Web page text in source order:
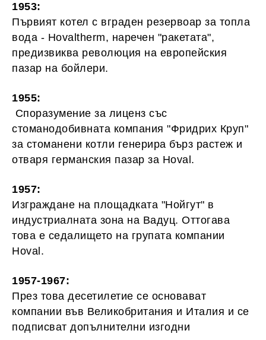
1953:
Първият котел с вграден резервоар за топла
вода - Hovaltherm, наречен "ракетата",
предизвиква революция на европейския
пазар на бойлери.
1955:
Споразумение за лиценз със
стоманодобивната компания "Фридрих Круп"
за стоманени котли генерира бърз растеж и
отваря германския пазар за Hoval.
1957:
Изграждане на площадката "Нойгут" в
индустриалната зона на Вадуц. Оттогава
това е седалището на групата компании
Hoval.
1957-1967:
През това десетилетие се основават
компании във Великобритания и Италия и се
подписват допълнителни изгодни